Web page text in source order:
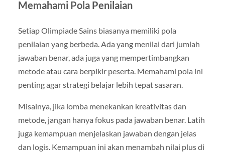
Memahami Pola Penilaian
Setiap Olimpiade Sains biasanya memiliki pola
penilaian yang berbeda. Ada yang menilai dari jumlah
jawaban benar, ada juga yang mempertimbangkan
metode atau cara berpikir peserta. Memahami pola ini
penting agar strategi belajar lebih tepat sasaran.
Misalnya, jika lomba menekankan kreativitas dan
metode, jangan hanya fokus pada jawaban benar. Latih
juga kemampuan menjelaskan jawaban dengan jelas
dan logis. Kemampuan ini akan menambah nilai plus di